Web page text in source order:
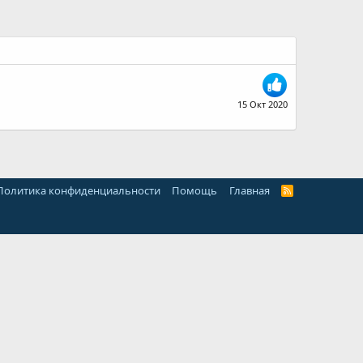
15 Окт 2020
конфиденциальности Помощь Главная
R